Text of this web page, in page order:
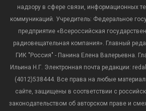
надзору в сфере связи, информационных
коммуникаций. Учредитель: Федеральное
предприятие «Всероссийская
радиовещательная компания». Главный
ГИК "Россия" - Панина Елена Валерьевна.
Ильина Н.Г. Электронная почта редакции:
(4012)538444. Все права на любые
сайте, защищены в соответствии с
законодательством об авторском праве и